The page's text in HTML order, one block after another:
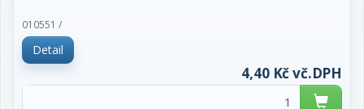
010551 /
Detail
4,40 Kč vč.DPH